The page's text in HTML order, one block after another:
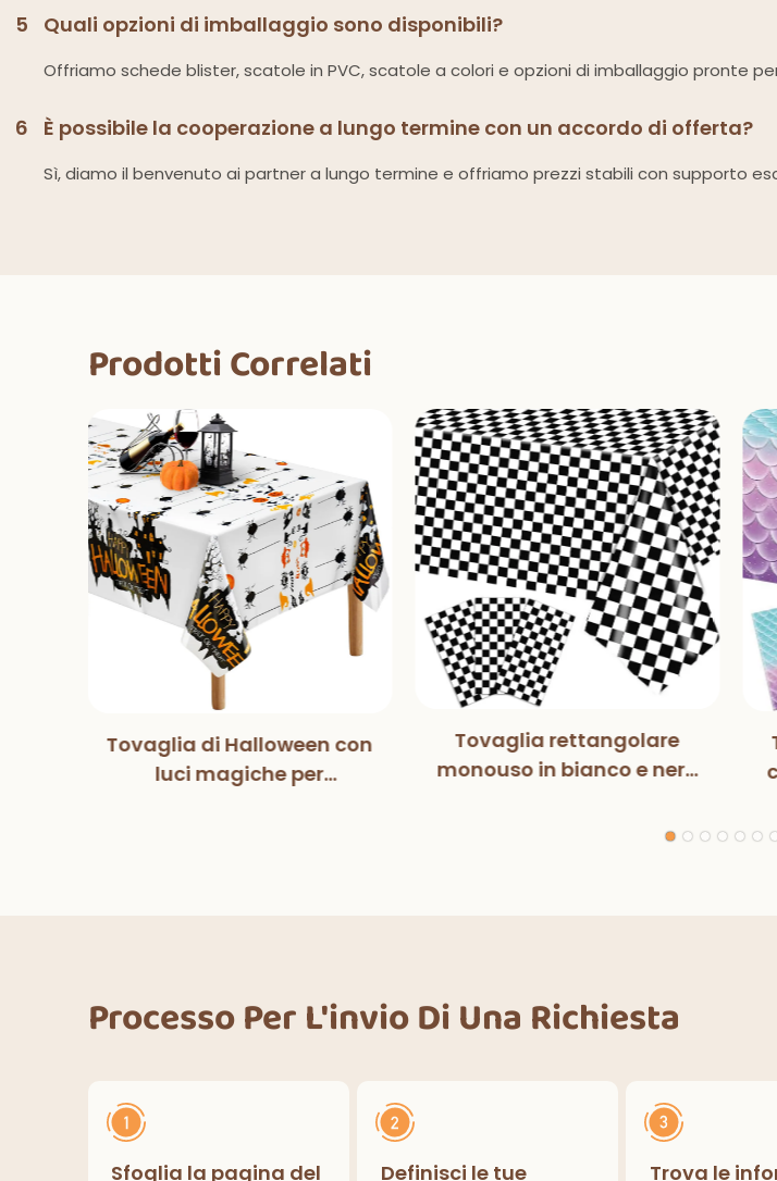
5 Quali opzioni di imballaggio sono disponibili?
Offriamo schede blister, scatole in PVC, scatole a colori e opzioni di imballaggio pronte
6 È possibile la cooperazione a lungo termine con un accordo di offerta?
Sì, diamo il benvenuto ai partner a lungo termine e offriamo prezzi stabili con supporto
Prodotti Correlati
Tovaglia di Halloween con
luci magiche per
Tovaglia rettangolare
monouso in bianco e nero
feste di compleanno,
Processo Per L'invio Di Una Richiesta
Sfoglia la pagina del Definisci le tue Trova le